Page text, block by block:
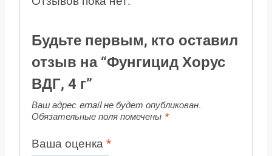
Будьте первым, кто оставил
отзыв на “Фунгицид Хорус
ВДГ, 4 г”
Ваш адрес email не будет опубликован.
Обязательные поля помечены *
Ваша оценка *